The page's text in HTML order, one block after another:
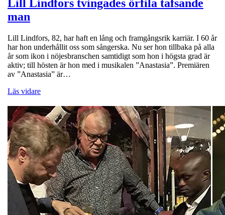
Lill Lindfors tvingades örfila tafsande
man
Lill Lindfors, 82, har haft en lång och framgångsrik karriär. I 60 år
har hon underhållit oss som sångerska. Nu ser hon tillbaka på alla
år som ikon i nöjesbranschen samtidigt som hon i högsta grad är
aktiv; till hösten är hon med i musikalen ”Anastasia”. Premiären
av ”Anastasia” är…
Läs vidare